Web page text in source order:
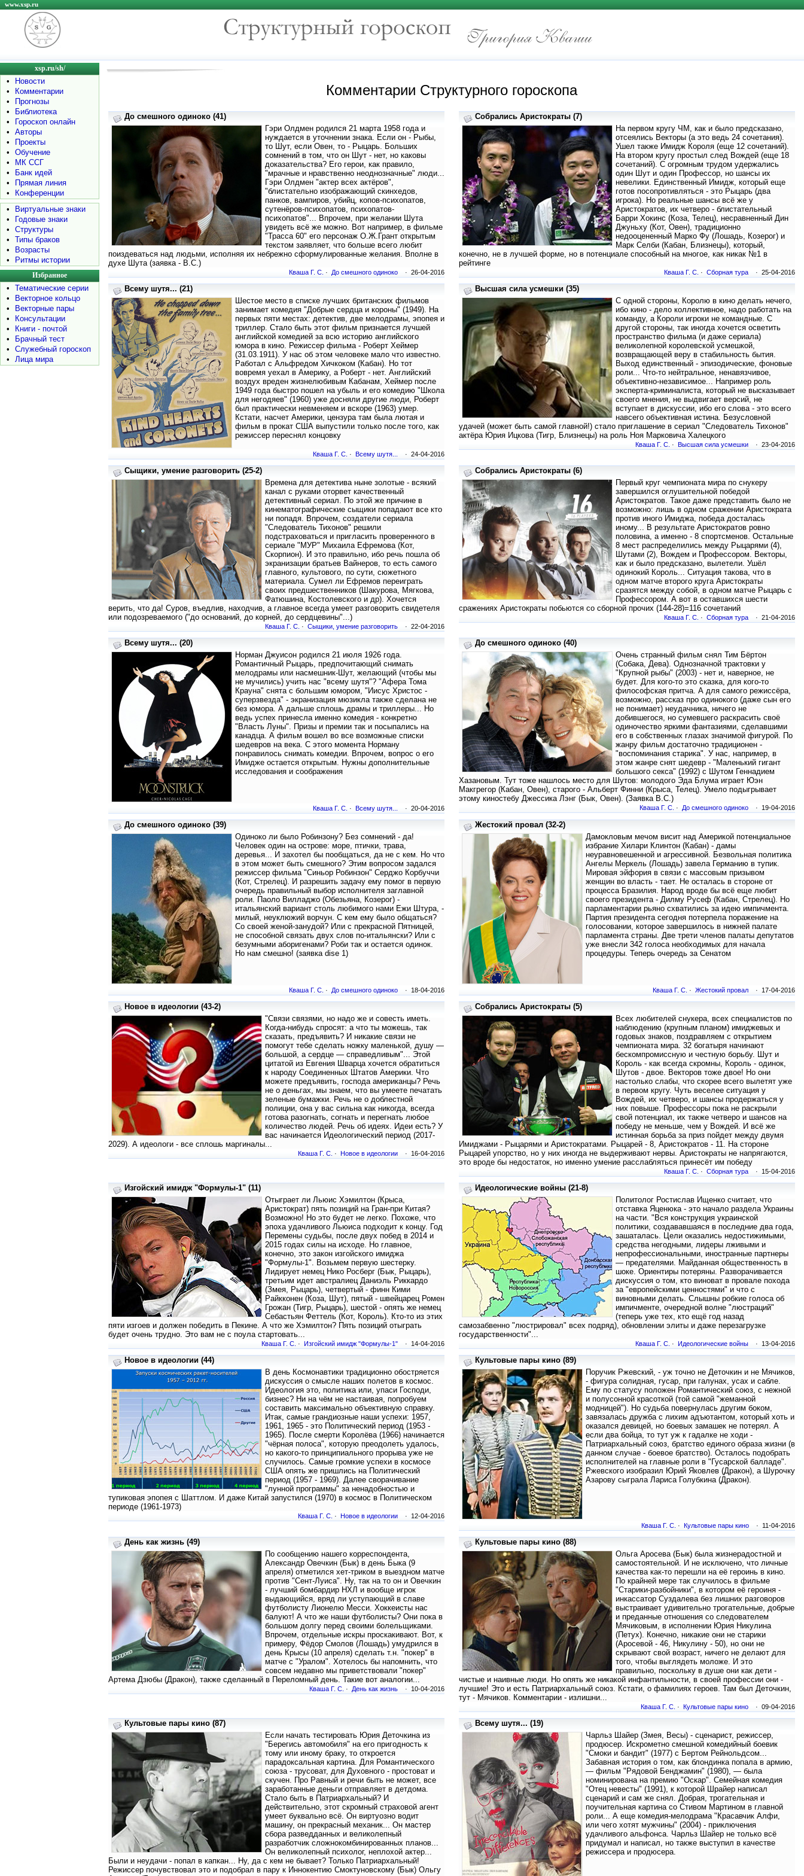
www.xsp.ru
xsp.ru/sh/
•
Новости
•
Комментарии
•
Прогнозы
•
Библиотека
•
Гороскоп онлайн
•
Авторы
•
Проекты
•
Обучение
•
МК ССГ
•
Банк идей
•
Прямая линия
•
Конференции
•
Виртуальные знаки
•
Годовые знаки
•
Структуры
•
Типы браков
•
Возрасты
•
Ритмы истории
Избранное
•
Тематические серии
•
Векторное кольцо
•
Векторные пары
•
Консультации
•
Книги - почтой
•
Брачный тест
•
Служебный гороскоп
•
Лица мира
Комментарии Структурного гороскопа
До смешного одиноко (41)
Гэри Олдмен родился 21 марта 1958 года и
нуждается в уточнении знака. Если он - Рыбы,
то Шут, если Овен, то - Рыцарь. Больших
сомнений в том, что он Шут - нет, но каковы
доказательства? Его герои, как правило,
"мрачные и нравственно неоднозначные" люди...
Гэри Олдмен "актер всех актёров",
"блистательно изображающий скинхедов,
панков, вампиров, убийц, копов-психопатов,
сутенёров-психопатов, психопатов-
психопатов"... Впрочем, при желании Шута
увидеть всё же можно. Вот например, в фильме
"Трасса 60" его персонаж О.Ж.Грант открытым
текстом заявляет, что больше всего любит
поиздеваться над людьми, исполняя их небрежно сформулированные желания. Вполне в
духе Шута (заявка - В.С.)
Кваша Г. С. · До смешного одиноко · 26-04-2016
Собрались Аристократы (7)
На первом кругу ЧМ, как и было предсказано,
отсеялись Векторы (а это ведь 24 сочетания).
Ушел также Имидж Короля (еще 12 сочетаний).
На втором кругу простыл след Вождей (еще 18
сочетаний). С огромным трудом удержались
один Шут и один Профессор, но шансы их
невелики. Единственный Имидж, который еще
готов посопротивляться - это Рыцарь (два
игрока). Но реальные шансы всё же у
Аристократов, их четверо - блистательный
Барри Хокинс (Коза, Телец), несравненный Дин
Джуньху (Кот, Овен), традиционно
недооцененный Марко Фу (Лошадь, Козерог) и
Марк Селби (Кабан, Близнецы), который,
конечно, не в лучшей форме, но в потенциале способный на многое, как никак №1 в
рейтинге
Кваша Г. С. · Сборная тура · 25-04-2016
Всему шутя... (21)
Шестое место в списке лучших британских фильмов
занимает комедия "Добрые сердца и короны" (1949). На
первых пяти местах: детектив, две мелодрамы, эпопея и
триллер. Стало быть этот фильм признается лучшей
английской комедией за всю историю английского
юмора в кино. Режиссер фильма - Роберт Хеймер
(31.03.1911). У нас об этом человеке мало что известно.
Работал с Альфредом Хичкоком (Кабан). Но тот
вовремя уехал в Америку, а Роберт - нет. Английский
воздух вреден жизнелюбивым Кабанам, Хеймер после
1949 года быстро пошел на убыль и его комедию "Школа
для негодяев" (1960) уже досняли другие люди, Роберт
был практически невменяем и вскоре (1963) умер.
Кстати, насчет Америки, цензура там была лютая и
фильм в прокат США выпустили только после того, как
режиссер переснял концовку
Кваша Г. С. · Всему шутя... · 24-04-2016
Высшая сила усмешки (35)
С одной стороны, Королю в кино делать нечего,
ибо кино - дело коллективное, надо работать на
команду, а Короли игроки не командные. С
другой стороны, так иногда хочется осветить
пространство фильма (и даже сериала)
великолепной королевской усмешкой,
возвращающей веру в стабильность бытия.
Выход единственный - эпизодические, фоновые
роли... Что-то нейтральное, ненавязчивое,
объективно-независимое... Например роль
эксперта-криминалиста, который не высказывает
своего мнения, не выдвигает версий, не
вступает в дискуссии, ибо его слова - это всего
навсего объективная истина. Безусловной
удачей (может быть самой главной!) стало приглашение в сериал "Следователь Тихонов"
актёра Юрия Ицкова (Тигр, Близнецы) на роль Ноя Марковича Халецкого
Кваша Г. С. · Высшая сила усмешки · 23-04-2016
Сыщики, умение разговорить (25-2)
Времена для детектива ныне золотые - всякий
канал с руками оторвет качественный
детективный сериал. По этой же причине в
кинематографические сыщики попадают все кто
ни попадя. Впрочем, создатели сериала
"Следователь Тихонов" решили
подстраховаться и пригласить проверенного в
сериале "МУР" Михаила Ефремова (Кот,
Скорпион). И это правильно, ибо речь пошла об
экранизации братьев Вайнеров, то есть самого
главного, культового, по сути, сюжетного
материала. Сумел ли Ефремов переиграть
своих предшественников (Шакурова, Мягкова,
Фатюшина, Костолевского и др). Хочется
верить, что да! Суров, въедлив, находчив, а главное всегда умеет разговорить свидетеля
или подозреваемого ("до оснований, до корней, до сердцевины"...)
Кваша Г. С. · Сыщики, умение разговорить · 22-04-2016
Собрались Аристократы (6)
Первый круг чемпионата мира по снукеру
завершился оглушительной победой
Аристократов. Такое даже представить было не
возможно: лишь в одном сражении Аристократа
против иного Имиджа, победа досталась
иному... В результате Аристократов ровно
половина, а именно - 8 спортсменов. Остальные
8 мест распределились между Рыцарями (4),
Шутами (2), Вождем и Профессором. Векторы,
как и было предсказано, вылетели. Ушёл
одинокий Король... Ситуация такова, что в
одном матче второго круга Аристократы
сразятся между собой, в одном матче Рыцарь с
Профессором. А вот в оставшихся шести
сражениях Аристократы побьются со сборной прочих (144-28)=116 сочетаний
Кваша Г. С. · Сборная тура · 21-04-2016
Всему шутя... (20)
Норман Джуисон родился 21 июля 1926 года.
Романтичный Рыцарь, предпочитающий снимать
мелодрамы или насмешник-Шут, желающий (чтобы мы
не мучились) учить нас "всему шутя"? "Афера Тома
Крауна" снята с большим юмором, "Иисус Христос -
суперзвезда" - экранизация мюзикла также сделана не
без юмора. А дальше сплошь драмы и триллеры... Но
ведь успех принесла именно комедия - конкретно
"Власть Луны". Призы и премии так и посыпались на
канадца. А фильм вошел во все возможные списки
шедевров на века. С этого момента Норману
понравилось снимать комедии. Впрочем, вопрос о его
Имидже остается открытым. Нужны дополнительные
исследования и соображения
Кваша Г. С. · Всему шутя... · 20-04-2016
До смешного одиноко (40)
Очень странный фильм снял Тим Бёртон
(Собака, Дева). Однозначной трактовки у
"Крупной рыбы" (2003) - нет и, наверное, не
будет. Для кого-то это сказка, для кого-то
философская притча. А для самого режиссёра,
возможно, рассказ про одинокого (даже сын его
не понимает) неудачника, ничего не
добившегося, но сумевшего раскрасить своё
одиночество яркими фантазиями, сделавшими
его в собственных глазах значимой фигурой. По
жанру фильм достаточно традиционен -
"воспоминания старика". У нас, например, в
этом жанре снят шедевр - "Маленький гигант
большого секса" (1992) с Шутом Геннадием
Хазановым. Тут тоже нашлось место для Шутов: молодого Эда Блума играет Юэн
Макгрегор (Кабан, Овен), старого - Альберт Финни (Крыса, Телец). Умело подыгрывает
этому киностебу Джессика Лэнг (Бык, Овен). (Заявка В.С.)
Кваша Г. С. · До смешного одиноко · 19-04-2016
До смешного одиноко (39)
Одиноко ли было Робинзону? Без сомнений - да!
Человек один на острове: море, птички, трава,
деревья... И захотел бы пообщаться, да не с кем. Но что
в этом может быть смешного? Этим вопросом задался
режиссер фильма "Синьор Робинзон" Серджо Корбуччи
(Кот, Стрелец). И разрешить задачу ему помог в первую
очередь правильный выбор исполнителя заглавной
роли. Паоло Вилладжо (Обезьяна, Козерог) -
итальянский вариант столь любимого нами Ежи Штура, -
милый, неуклюжий ворчун. С кем ему было общаться?
Со своей женой-занудой? Или с прекрасной Пятницей,
не способной связать двух слов по-итальянски? Или с
безумными аборигенами? Роби так и остается одинок.
Но нам смешно! (заявка dise 1)
Кваша Г. С. · До смешного одиноко · 18-04-2016
Жестокий провал (32-2)
Дамокловым мечом висит над Америкой потенциальное
избрание Хилари Клинтон (Кабан) - дамы
неуравновешенной и агрессивной. Безвольная политика
Ангелы Меркель (Лошадь) завела Германию в тупик.
Мировая эйфория в связи с массовым призывом
женщин во власть - тает. Не осталась в стороне от
процесса Бразилия. Народ вроде бы всё еще любит
своего президента - Дилму Русеф (Кабан, Стрелец). Но
парламентарии рьяно схватились за идею импичмента.
Партия президента сегодня потерпела поражение на
голосовании, которое завершилось в нижней палате
парламента страны. Две трети членов палаты депутатов
уже внесли 342 голоса необходимых для начала
процедуры. Теперь очередь за Сенатом
Кваша Г. С. · Жестокий провал · 17-04-2016
Новое в идеологии (43-2)
"Связи связями, но надо же и совесть иметь.
Когда-нибудь спросят: а что ты можешь, так
сказать, предъявить? И никакие связи не
помогут тебе сделать ножку маленькой, душу —
большой, а сердце — справедливым"... Этой
цитатой из Евгения Шварца хочется обратиться
к народу Соединенных Штатов Америки. Что
можете предъявить, господа американцы? Речь
не о деньгах, мы знаем, что вы умеете печатать
зеленые бумажки. Речь не о доблестной
полиции, она у вас сильна как никогда, всегда
готова разогнать, согнать и перегнать любое
количество людей. Речь об идеях. Идеи есть? У
вас начинается Идеологический период (2017-
2029). А идеологи - все сплошь маргиналы...
Кваша Г. С. · Новое в идеологии · 16-04-2016
Собрались Аристократы (5)
Всех любителей снукера, всех специалистов по
наблюдению (крупным планом) имиджевых и
годовых знаков, поздравляем с открытием
чемпионата мира. 32 богатыря начинают
бескомпромиссную и честную борьбу. Шут и
Король - как всегда скромны, Король - одинок,
Шутов - двое. Векторов тоже двое! Но они
настолько слабы, что скорее всего вылетят уже
в первом кругу. Чуть веселее ситуация у
Вождей, их четверо, и шансы продержаться у
них повыше. Профессоры пока не раскрыли
свой потенциал, их также четверо и шансов на
победу не меньше, чем у Вождей. И всё же
истинная борьба за приз пойдет между двумя
Имиджами - Рыцарями и Аристократами. Рыцарей - 8, Аристократов - 11. На стороне
Рыцарей упорство, но у них иногда не выдерживают нервы. Аристократы не напрягаются,
это вроде бы недостаток, но именно умение расслабляться принесёт им победу
Кваша Г. С. · Сборная тура · 15-04-2016
Изгойский имидж "Формулы-1" (11)
Отыграет ли Льюис Хэмилтон (Крыса,
Аристократ) пять позиций на Гран-при Китая?
Возможно! Но это будет не легко. Похоже, что
эпоха удачливого Льюиса подходит к концу. Год
Перемены судьбы, после двух побед в 2014 и
2015 годах силы на исходе. Но главное,
конечно, это закон изгойского имиджа
"Формулы-1". Возьмем первую шестерку.
Лидирует немец Нико Росберг (Бык, Рыцарь),
третьим идет австралиец Даниэль Риккардо
(Змея, Рыцарь), четвертый - финн Кими
Райкконен (Коза, Шут), пятый - швейцарец Ромен
Грожан (Тигр, Рыцарь), шестой - опять же немец
Себастьян Феттель (Кот, Король). Кто-то из этих
пяти изгоев и должен победить в Пекине. А что же Хэмилтон? Пять позиций отыграть
будет очень трудно. Это вам не с поула стартовать...
Кваша Г. С. · Изгойский имидж "Формулы-1" · 14-04-2016
Идеологические войны (21-8)
Политолог Ростислав Ищенко считает, что
отставка Яценюка - это начало раздела Украины
на части. "Вся конструкция украинской
политики, создававшаяся в последние два года,
зашаталась. Цели оказались недостижимыми,
средства негодными, лидеры лживыми и
непрофессиональными, иностранные партнеры
— предателями. Майданная общественность в
шоке. Ориентиры потеряны. Разворачивается
дискуссия о том, кто виноват в провале похода
за "европейскими ценностями" и что с
виновными делать. Слышны робкие голоса об
импичменте, очередной волне "люстраций"
(теперь уже тех, кто ещё год назад
самозабвенно "люстрировал" всех подряд), обновлении элиты и даже перезагрузке
государственности"...
Кваша Г. С. · Идеологические войны · 13-04-2016
Новое в идеологии (44)
В день Космонавтики традиционно обостряется
дискуссия о смысле наших полетов в космос.
Идеология это, политика или, упаси Господи,
бизнес? Ни на чём не настаивая, попробуем
составить максимально объективную справку.
Итак, самые грандиозные наши успехи: 1957,
1961, 1965 - это Политический период (1953 -
1965). После смерти Королёва (1966) начинается
"чёрная полоса", которую преодолеть удалось,
но какого-то принципиального прорыва уже не
случилось. Самые громкие успехи в космосе
США опять же пришлись на Политический
период (1957 - 1969). Далее сворачивание
"лунной программы" за ненадобностью и
тупиковая эпопея с Шаттлом. И даже Китай запустился (1970) в космос в Политическом
периоде (1961-1973)
Кваша Г. С. · Новое в идеологии · 12-04-2016
Культовые пары кино (89)
Поручик Ржевский, - уж точно не Деточкин и не Мячиков,
- фигура солидная, гусар, при галунах, усах и сабле.
Ему по статусу положен Романтический союз, с нежной
и полусонной красоткой (той самой "жеманной
модницей"). Но судьба повернулась другим боком,
завязалась дружба с лихим адъютантом, который хоть и
оказался девицей, но боевых замашек не потерял. А
если два бойца, то тут уж к гадалке не ходи -
Патриархальный союз, братство единого образа жизни (в
данном случае - боевое братство). Осталось подобрать
исполнителей на главные роли в "Гусарской балладе".
Ржевского изобразил Юрий Яковлев (Дракон), а Шурочку
Азарову сыграла Лариса Голубкина (Дракон).
Кваша Г. С. · Культовые пары кино · 11-04-2016
День как жизнь (49)
По сообщению нашего корреспондента,
Александр Овечкин (Бык) в день Быка (9
апреля) отметился хет-триком в выездном матче
против "Сент-Луиса". Ну, так на то он и Овечкин
- лучший бомбардир НХЛ и вообще игрок
выдающийся, вряд ли уступающий в славе
футболисту Лионелю Месси. Хоккеисты нас
балуют! А что же наши футболисты? Они пока в
большом долгу перед своими болельщиками.
Впрочем, отдельные искры проскакивают. Вот, к
примеру, Фёдор Смолов (Лошадь) умудрился в
день Крысы (10 апреля) сделать т.н. "покер" в
матче с "Уралом". Хотелось бы напомнить, что
совсем недавно мы приветствовали "покер"
Артема Дзюбы (Дракон), также сделанный в Переломный день. Такие вот аналогии...
Кваша Г. С. · День как жизнь · 10-04-2016
Культовые пары кино (88)
Ольга Аросева (Бык) была жизнерадостной и
самостоятельной. И не исключено, что личные
качества как-то перешли на её героинь в кино.
По крайней мере так случилось в фильме
"Старики-разбойники", в котором её героиня -
инкассатор Суздалева без лишних разговоров
выстраивает удивительно трогательные, добрые
и преданные отношения со следователем
Мячиковым, в исполнении Юрия Никулина
(Петух). Конечно, никакие они не старики
(Аросевой - 46, Никулину - 50), но они не
скрывают свой возраст, ничего не делают для
того, чтобы выглядеть моложе. И это
правильно, поскольку в душе они как дети -
чистые и наивные люди. Но опять же никакой инфантильности, в своей профессии они -
лучшие! Это и есть Патриархальный союз. Кстати, о фамилиях героев. Там был Деточкин,
тут - Мячиков. Комментарии - излишни...
Кваша Г. С. · Культовые пары кино · 09-04-2016
Культовые пары кино (87)
Если начать тестировать Юрия Деточкина из
"Берегись автомобиля" на его пригодность к
тому или иному браку, то откроется
парадоксальная картина. Для Романтического
союза - трусоват, для Духовного - простоват и
скучен. Про Равный и речи быть не может, все
заработанные деньги отправляет в детдома.
Стало быть в Патриархальный? И
действительно, этот скромный страховой агент
умеет буквально всё. Он виртуозно водит
машину, он прекрасный механик... Он мастер
сбора разведданных и великолепный
разработчик сложнокомбинированных планов...
Он великолепный психолог, неплохой актер...
Были и неудачи - попал в капкан... Ну, да с кем не бывает? Только Патриархальный!
Режиссер почувствовал это и подобрал в пару к Иннокентию Смоктуновскому (Бык) Ольгу
Всему шутя... (19)
Чарльз Шайер (Змея, Весы) - сценарист, режиссер,
продюсер. Искрометно смешной комедийный боевик
"Смоки и бандит" (1977) с Бертом Рейнольдсом...
Забавная история о том, как блондинка попала в армию,
— фильм "Рядовой Бенджамин" (1980), — была
номинирована на премию "Оскар". Семейная комедия
"Отец невесты" (1991), к которой Шрайер написал
сценарий и сам же снял. Добрая, трогательная и
поучительная картина со Стивом Мартином в главной
роли... А еще комедия-мелодрама "Красавчик Алфи,
или чего хотят мужчины" (2004) - приключения
удачливого альфонса. Чарльз Шайер не только всё
придумал и написал, но также выступил в качестве
режиссера и продюсера.